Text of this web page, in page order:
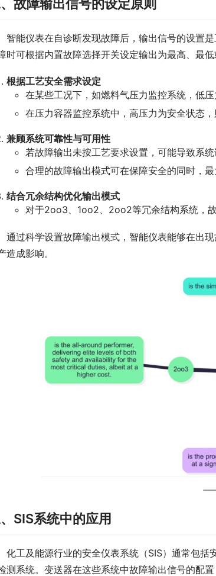
故障输出信号的设定原则
能仪表在自诊断发现故障后，输出信号的设置是
时可根据内置故障选择开关设定输出为最高、最
根据工艺安全需求设定
在某些工况下，如燃料气压力监控系统，低
在压力容器监控系统中，高压力为安全状态，
兼顾系统可靠性与可用性
若故障输出未按工艺要求设置，可能导致系统
合理的故障输出模式可在保障安全的同时，
结合冗余结构优化输出模式
对于2oo3、1oo2、2oo2等冗余结构系统，
过科学设置故障输出模式，智能仪表能够在出现
造成影响。
SIS系统中的应用
工及能源行业的安全仪表系统（SIS）通常包括
测系统。变送器在这些系统中故障输出信号的配